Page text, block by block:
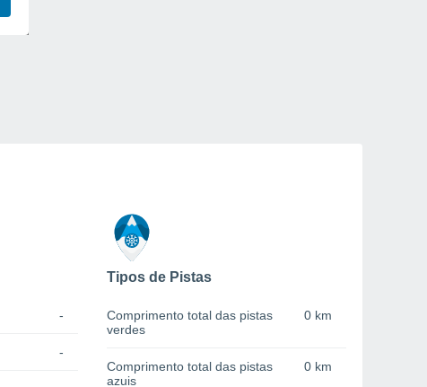
-
-
Tipos de Pistas
Comprimento total das pistas
verdes
0 km
Comprimento total das pistas
azuis
0 km